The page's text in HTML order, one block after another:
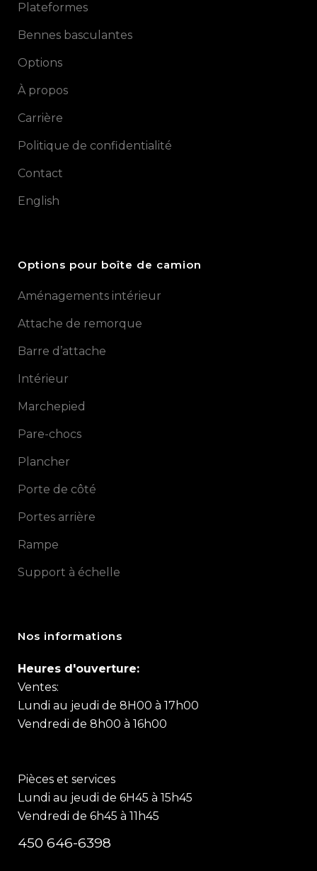
Plateformes
Bennes basculantes
Options
À propos
Carrière
Politique de confidentialité
Contact
English
Options pour boîte de camion
Aménagements intérieur
Attache de remorque
Barre d’attache
Intérieur
Marchepied
Pare-chocs
Plancher
Porte de côté
Portes arrière
Rampe
Support à échelle
Nos informations
Heures d'ouverture:
Ventes:
Lundi au jeudi de 8H00 à 17h00
Vendredi de 8h00 à 16h00
Pièces et services
Lundi au jeudi de 6H45 à 15h45
Vendredi de 6h45 à 11h45
450 646-6398